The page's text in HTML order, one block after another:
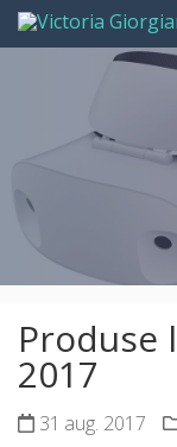
Skip
Produse
2017
31 aug. 2017